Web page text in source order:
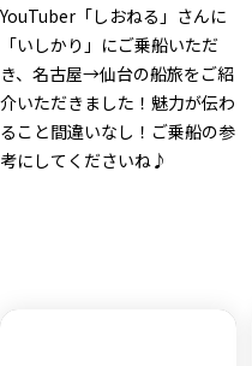
YouTuber「しおねる」さんに
「いしかり」にご乗船いただ
き、名古屋→仙台の船旅をご紹
介いただきました！魅力が伝わ
ること間違いなし！ご乗船の参
考にしてくださいね♪